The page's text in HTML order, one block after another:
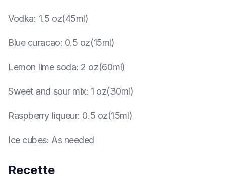
Vodka: 1.5 oz(45ml)
Blue curacao: 0.5 oz(15ml)
Lemon lime soda: 2 oz(60ml)
Sweet and sour mix: 1 oz(30ml)
Raspberry liqueur: 0.5 oz(15ml)
Ice cubes: As needed
Recette